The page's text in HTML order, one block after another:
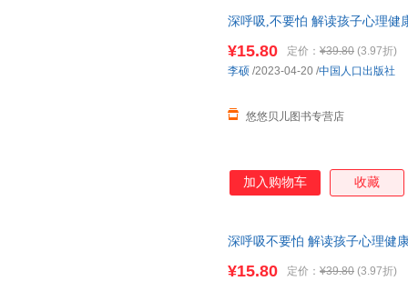
深呼吸,不要怕 解读孩子心理健
¥15.80 定价： ¥39.80 (3.97折)
悠悠贝儿图书专营店
李硕 /2023-04-20 /中国人口出版社
加入购物车 收藏
深呼吸不要怕 解读孩子心理健
¥15.80 定价： ¥39.80 (3.97折)